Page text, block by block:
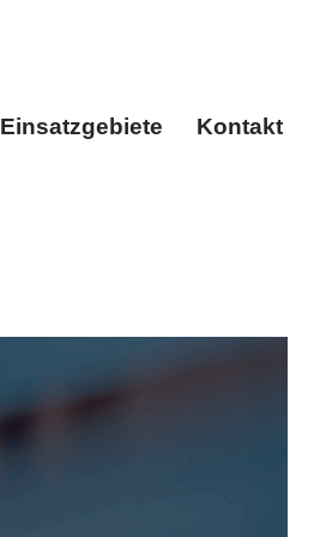
Einsatzgebiete Kontakt